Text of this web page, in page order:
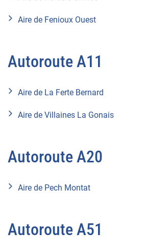
Aire de Fenioux Ouest
Autoroute A11
Aire de La Ferte Bernard
Aire de Villaines La Gonais
Autoroute A20
Aire de Pech Montat
Autoroute A51